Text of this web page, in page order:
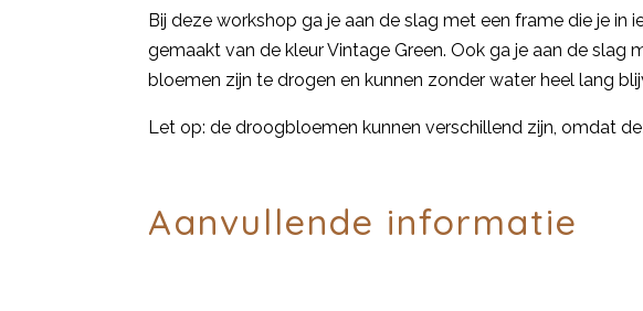
Bij deze workshop ga je aan de slag met een frame die je
gemaakt van de kleur Vintage Green. Ook ga je aan de
bloemen zijn te drogen en kunnen zonder water heel lang
Let op: de droogbloemen kunnen verschillend zijn, omdat
Aanvullende informatie